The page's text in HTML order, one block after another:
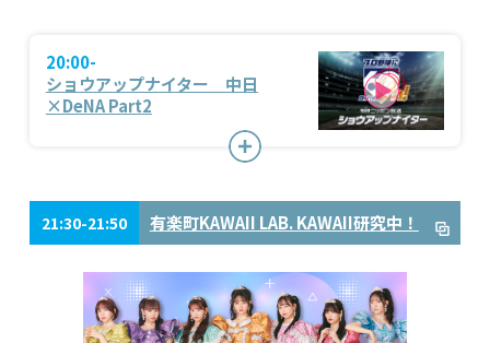
20:00-
ショウアップナイター 中日
×DeNA Part2
21:30-21:50 有楽町KAWAII LAB. KAWAII研究中！